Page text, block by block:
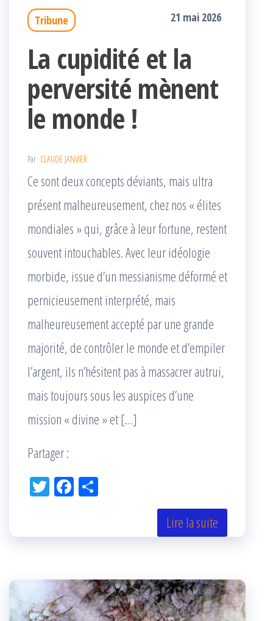
Tribune 21 mai 2026
La cupidité et la
perversité mènent
le monde !
Par CLAUDE JANVIER
Ce sont deux concepts déviants, mais ultra
présent malheureusement, chez nos « élites
mondiales » qui, grâce à leur fortune, restent
souvent intouchables. Avec leur idéologie
morbide, issue d’un messianisme déformé et
pernicieusement interprété, mais
malheureusement accepté par une grande
majorité, de contrôler le monde et d’empiler
l’argent, ils n’hésitent pas à massacrer autrui,
mais toujours sous les auspices d’une
mission « divine » et […]
Partager :
Tw Fac
k r
Lire la suite